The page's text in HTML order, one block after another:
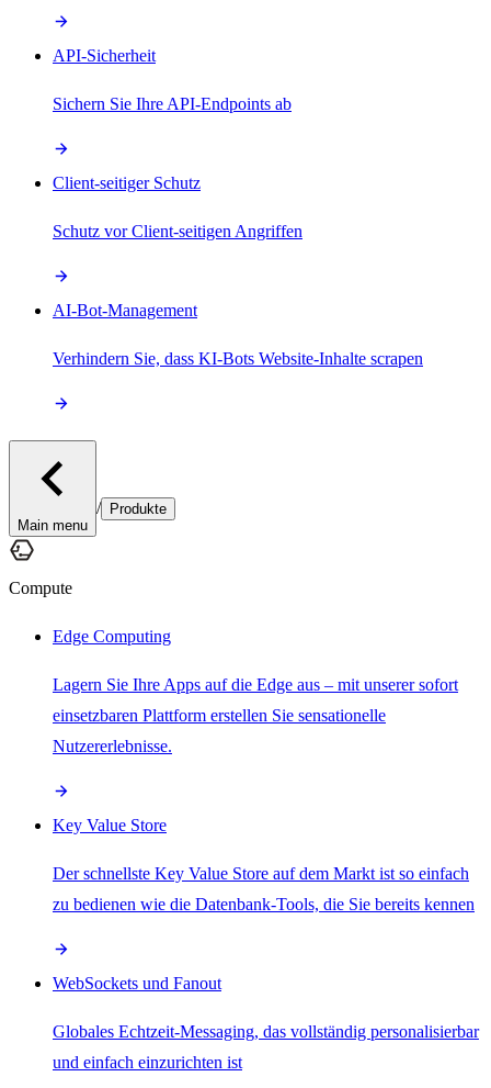
API-Sicherheit
Sichern Sie Ihre API-Endpoints ab
Client-seitiger Schutz
Schutz vor Client-seitigen Angriffen
AI-Bot-Management
Verhindern Sie, dass KI-Bots Website-Inhalte scrapen
Main menu
/ Produkte
Compute
Edge Computing
Lagern Sie Ihre Apps auf die Edge aus – mit unserer sofort
einsetzbaren Plattform erstellen Sie sensationelle
Nutzererlebnisse.
Key Value Store
Der schnellste Key Value Store auf dem Markt ist so einfach
zu bedienen wie die Datenbank-Tools, die Sie bereits kennen
WebSockets und Fanout
Globales Echtzeit-Messaging, das vollständig personalisierbar
und einfach einzurichten ist